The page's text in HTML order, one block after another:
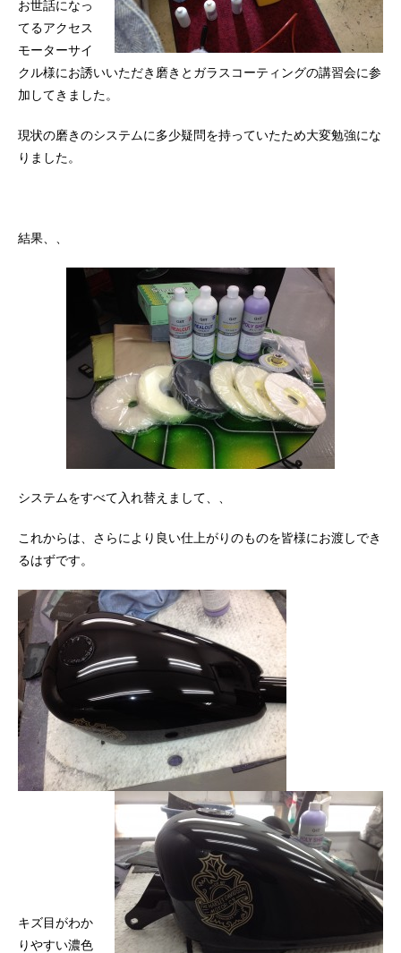
お世話になっ
てるアクセス
モーターサイ
クル様にお誘いいただき磨きとガラスコーティングの講習会に参
加してきました。
現状の磨きのシステムに多少疑問を持っていたため大変勉強にな
りました。
結果、、
システムをすべて入れ替えまして、、
これからは、さらにより良い仕上がりのものを皆様にお渡しでき
るはずです。
キズ目がわか
りやすい濃色